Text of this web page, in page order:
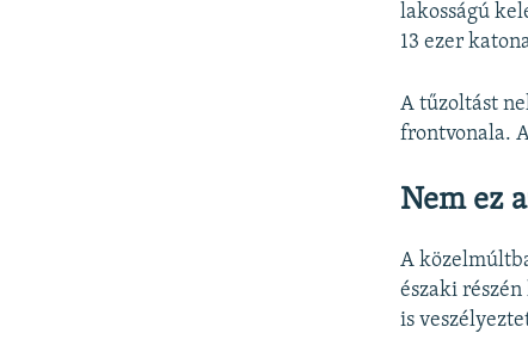
lakosságú
13 ezer
A tűzoltást
frontvonala.
Nem ez
A
északi
is